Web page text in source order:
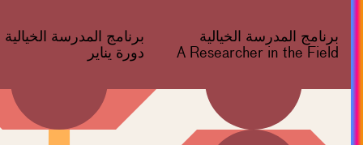
برنامج المدرسة الخيالية
A Researcher in the Field
برنامج المدرسة الخيالية
دورة يناير